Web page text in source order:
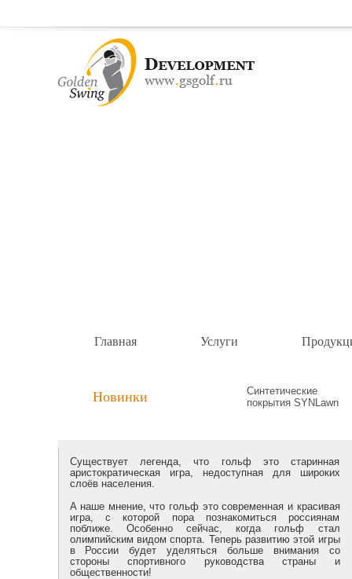
Главная Услуги
Новинки
Синтетические
покрытия SYNLawn
Существует легенда, что гольф это старинная
аристократическая игра, недоступная для широких
слоёв населения.
А наше мнение, что гольф это современная и красивая
игра, с которой пора познакомиться россиянам
поближе. Особенно сейчас, когда гольф стал
олимпийским видом спорта. Теперь развитию этой игры
в России будет уделяться больше внимания со
стороны спортивного руководства страны и
общественности!